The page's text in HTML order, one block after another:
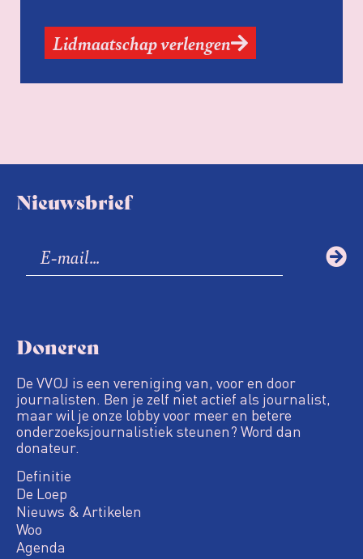
Lidmaatschap verlengen
Nieuwsbrief
Doneren
De VVOJ is een vereniging van, voor en door
journalisten. Ben je zelf niet actief als journalist,
maar wil je onze lobby voor meer en betere
onderzoeksjournalistiek steunen? Word dan
donateur.
Definitie
De Loep
Nieuws & Artikelen
Woo
Agenda